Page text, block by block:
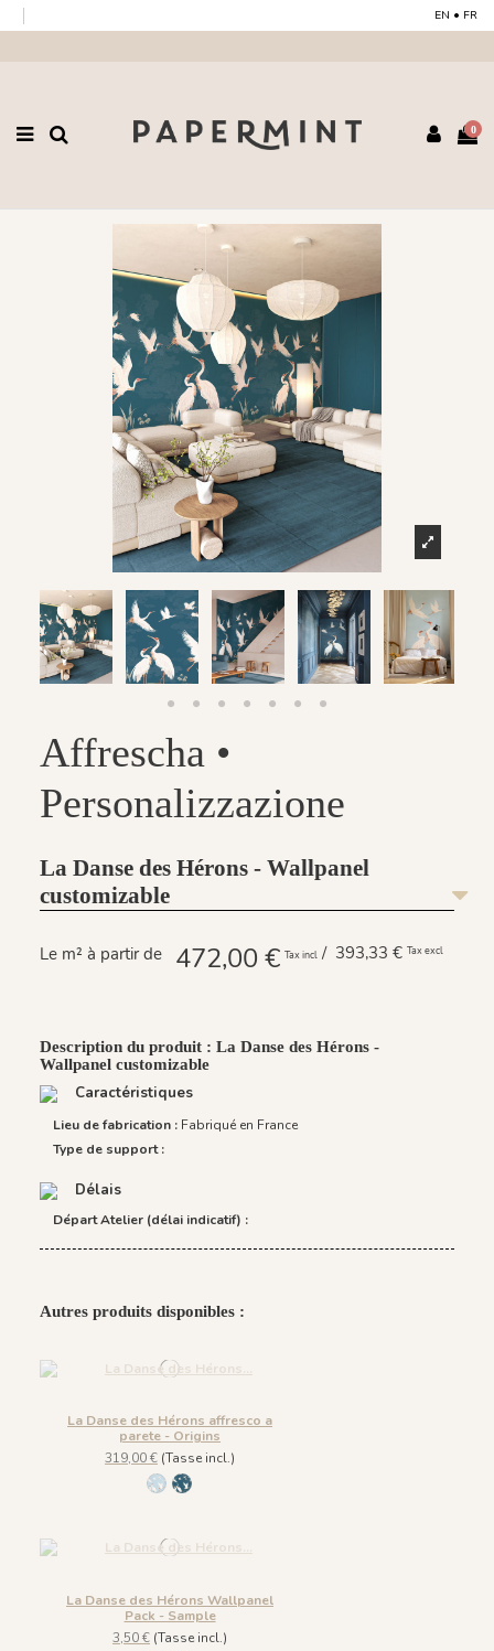
EN • FR
0
Affrescha •
Personalizzazione
La Danse des Hérons - Wallpanel
customizable
472,00 € Tax incl / 393,33 € Tax excl
Description du produit : La Danse des Hérons -
Wallpanel customizable
Caractéristiques
Lieu de fabrication : Fabriqué en France
Type de support :
Délais
Départ Atelier (délai indicatif) :
Autres produits disponibles :
La Danse des Hérons affresco a
parete - Origins
319,00 € (Tasse incl.)
1304 - Bleu Dragée
1305-Bleu de Prusse
La Danse des Hérons Wallpanel
Pack - Sample
3,50 € (Tasse incl.)